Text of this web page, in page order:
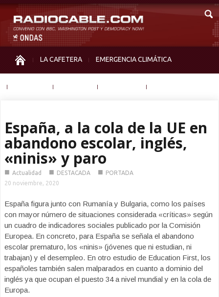
LA CAFETERA EMERGENCIA CLIMÁTICA
España, a la cola de la UE en
abandono escolar, inglés,
«ninis» y paro
■ Actualidad ■ DESTACADA ■ PORTADA
20 noviembre, 2020
España figura junto con Rumanía y Bulgaria, como los países
con mayor número de situaciones considerada «críticas» según
un cuadro de indicadores sociales publicado por la Comisión
Europea. En concreto, para España se señala el abandono
escolar prematuro, los «ninis» (jóvenes que ni estudian, ni
trabajan) y el desempleo. En otro estudio de Education First, los
españoles también salen malparados en cuanto a dominio del
inglés ya que ocupan el puesto 34 a nivel mundial y en la cola de
Europa.